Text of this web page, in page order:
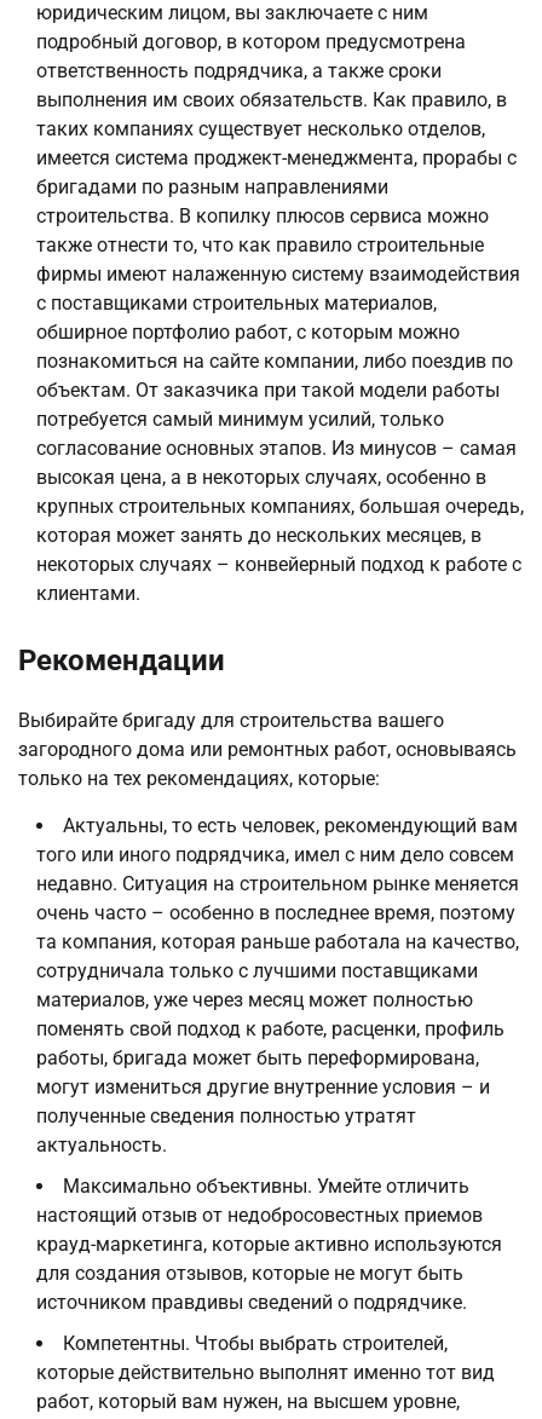
юридическим лицом, вы заключаете с ним
подробный договор, в котором предусмотрена
ответственность подрядчика, а также сроки
выполнения им своих обязательств. Как правило, в
таких компаниях существует несколько отделов,
имеется система проджект-менеджмента, прорабы с
бригадами по разным направлениями
строительства. В копилку плюсов сервиса можно
также отнести то, что как правило строительные
фирмы имеют налаженную систему взаимодействия
с поставщиками строительных материалов,
обширное портфолио работ, с которым можно
познакомиться на сайте компании, либо поездив по
объектам. От заказчика при такой модели работы
потребуется самый минимум усилий, только
согласование основных этапов. Из минусов – самая
высокая цена, а в некоторых случаях, особенно в
крупных строительных компаниях, большая очередь,
которая может занять до нескольких месяцев, в
некоторых случаях – конвейерный подход к работе с
клиентами.
Рекомендации
Выбирайте бригаду для строительства вашего
загородного дома или ремонтных работ, основываясь
только на тех рекомендациях, которые:
Актуальны, то есть человек, рекомендующий вам
того или иного подрядчика, имел с ним дело совсем
недавно. Ситуация на строительном рынке меняется
очень часто – особенно в последнее время, поэтому
та компания, которая раньше работала на качество,
сотрудничала только с лучшими поставщиками
материалов, уже через месяц может полностью
поменять свой подход к работе, расценки, профиль
работы, бригада может быть переформирована,
могут измениться другие внутренние условия – и
полученные сведения полностью утратят
актуальность.
Максимально объективны. Умейте отличить
настоящий отзыв от недобросовестных приемов
крауд-маркетинга, которые активно используются
для создания отзывов, которые не могут быть
источником правдивы сведений о подрядчике.
Компетентны. Чтобы выбрать строителей,
которые действительно выполнят именно тот вид
работ, который вам нужен, на высшем уровне,